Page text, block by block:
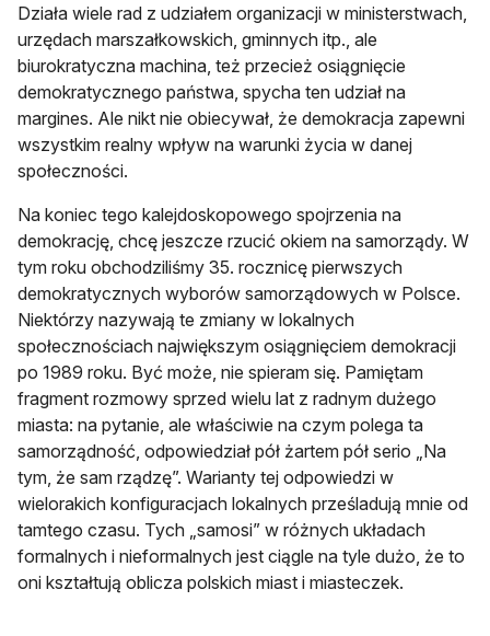
Działa wiele rad z udziałem organizacji w ministerstwach,
urzędach marszałkowskich, gminnych itp., ale
biurokratyczna machina, też przecież osiągnięcie
demokratycznego państwa, spycha ten udział na
margines. Ale nikt nie obiecywał, że demokracja zapewni
wszystkim realny wpływ na warunki życia w danej
społeczności.
Na koniec tego kalejdoskopowego spojrzenia na
demokrację, chcę jeszcze rzucić okiem na samorządy. W
tym roku obchodziliśmy 35. rocznicę pierwszych
demokratycznych wyborów samorządowych w Polsce.
Niektórzy nazywają te zmiany w lokalnych
społecznościach największym osiągnięciem demokracji
po 1989 roku. Być może, nie spieram się. Pamiętam
fragment rozmowy sprzed wielu lat z radnym dużego
miasta: na pytanie, ale właściwie na czym polega ta
samorządność, odpowiedział pół żartem pół serio „Na
tym, że sam rządzę”. Warianty tej odpowiedzi w
wielorakich konfiguracjach lokalnych prześladują mnie od
tamtego czasu. Tych „samosi” w różnych układach
formalnych i nieformalnych jest ciągle na tyle dużo, że to
oni kształtują oblicza polskich miast i miasteczek.